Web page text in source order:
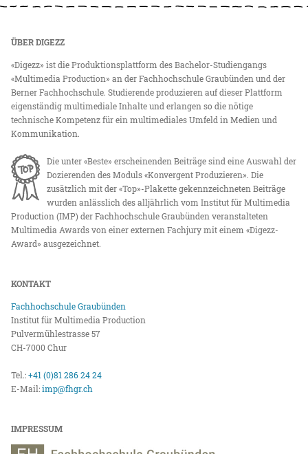
ÜBER DIGEZZ
«Digezz» ist die Produktionsplattform des Bachelor-Studiengangs
«Multimedia Production» an der Fachhochschule Graubünden und der
Berner Fachhochschule. Studierende produzieren auf dieser Plattform
eigenständig multimediale Inhalte und erlangen so die nötige
technische Kompetenz für ein multimediales Umfeld in Medien und
Kommunikation.
Die unter «Beste» erscheinenden Beiträge sind eine Auswahl der
Dozierenden des Moduls «Konvergent Produzieren». Die
zusätzlich mit der «Top»-Plakette gekennzeichneten Beiträge
wurden anlässlich des alljährlich vom Institut für Multimedia
Production (IMP) der Fachhochschule Graubünden veranstalteten
Multimedia Awards von einer externen Fachjury mit einem «Digezz-
Award» ausgezeichnet.
KONTAKT
Fachhochschule Graubünden
Institut für Multimedia Production
Pulvermühlestrasse 57
CH-7000 Chur
Tel.:+41 (0)81 286 24 24
E-Mail:imp@fhgr.ch
IMPRESSUM